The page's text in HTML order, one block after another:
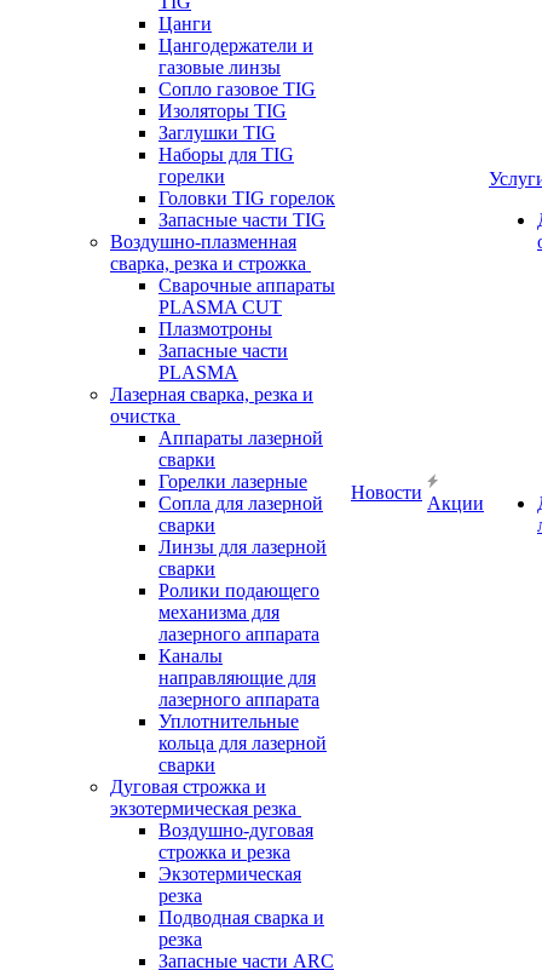
Цанги
Цангодержатели и
газовые линзы
Сопло газовое TIG
Изоляторы TIG
Заглушки TIG
Наборы для TIG
горелки
Головки TIG горелок
Запасные части TIG
Воздушно-плазменная
сварка, резка и строжка
Сварочные аппараты
PLASMA CUT
Плазмотроны
Запасные части
PLASMA
Лазерная сварка, резка и
очистка
Аппараты лазерной
сварки
Горелки лазерные
Сопла для лазерной
сварки
Линзы для лазерной
сварки
Ролики подающего
механизма для
лазерного аппарата
Каналы
направляющие для
лазерного аппарата
Уплотнительные
кольца для лазерной
сварки
Дуговая строжка и
экзотермическая резка
Воздушно-дуговая
строжка и резка
Экзотермическая
резка
Подводная сварка и
резка
Запасные части ARC
Новости
Акции